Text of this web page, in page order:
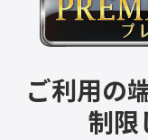
ご利用の
制限